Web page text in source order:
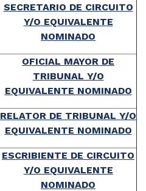
SECRETARIO DE CIRCUITO
Y/O EQUIVALENTE
NOMINADO
OFICIAL MAYOR DE
TRIBUNAL Y/O
EQUIVALENTE NOMINADO
RELATOR DE TRIBUNAL Y/O
EQUIVALENTE NOMINADO
ESCRIBIENTE DE CIRCUITO
Y/O EQUIVALENTE
NOMINADO